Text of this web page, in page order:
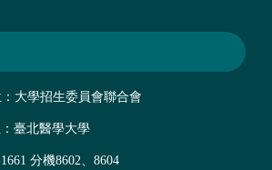
大學招生委員會聯合會
臺北醫學大學
分機8602、8604